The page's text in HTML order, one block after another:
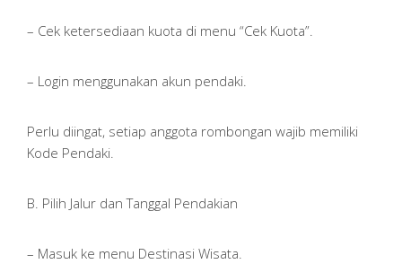
– Cek ketersediaan kuota di menu “Cek Kuota”.
– Login menggunakan akun pendaki.
Perlu diingat, setiap anggota rombongan wajib memiliki
Kode Pendaki.
B. Pilih Jalur dan Tanggal Pendakian
– Masuk ke menu Destinasi Wisata.